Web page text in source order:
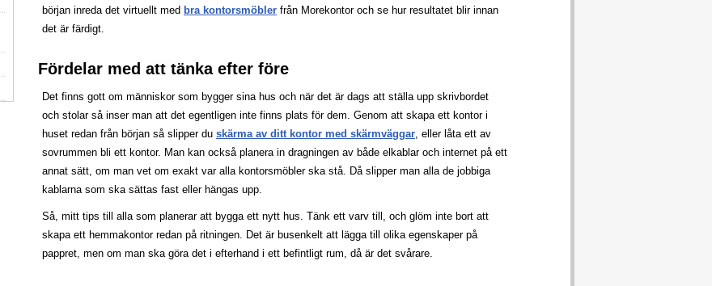
början inreda det virtuellt med bra kontorsmöbler från Morekontor och se hur resultatet blir innan
det är färdigt.
Fördelar med att tänka efter före
Det finns gott om människor som bygger sina hus och när det är dags att ställa upp skrivbordet
och stolar så inser man att det egentligen inte finns plats för dem. Genom att skapa ett kontor i
huset redan från början så slipper du skärma av ditt kontor med skärmväggar, eller låta ett av
sovrummen bli ett kontor. Man kan också planera in dragningen av både elkablar och internet på ett
annat sätt, om man vet om exakt var alla kontorsmöbler ska stå. Då slipper man alla de jobbiga
kablarna som ska sättas fast eller hängas upp.
Så, mitt tips till alla som planerar att bygga ett nytt hus. Tänk ett varv till, och glöm inte bort att
skapa ett hemmakontor redan på ritningen. Det är busenkelt att lägga till olika egenskaper på
pappret, men om man ska göra det i efterhand i ett befintligt rum, då är det svårare.